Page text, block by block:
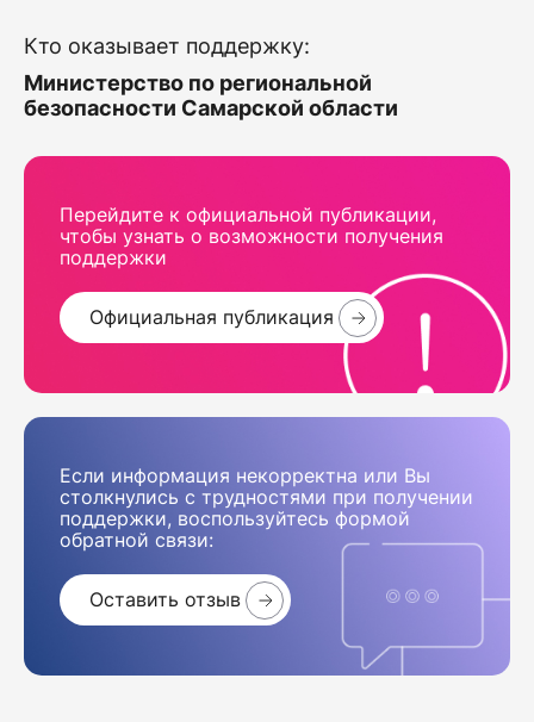
Кто оказывает поддержку:
Министерство по региональной
безопасности Самарской области
Перейдите к официальной публикации,
чтобы узнать о возможности получения
поддержки
Официальная публикация
Если информация некорректна или Вы
столкнулись с трудностями при получении
поддержки, воспользуйтесь формой
обратной связи:
Оставить отзыв